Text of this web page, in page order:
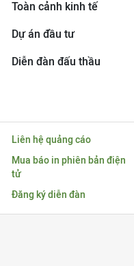
Toàn cảnh kinh tế
Dự án đầu tư
Diễn đàn đấu thầu
Liên hệ quảng cáo
Mua báo in phiên bản điện
tử
Đăng ký diễn đàn